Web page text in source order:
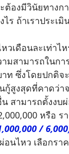
งมีวินัยทางก
ถ้าเราประเ
เดือนละเท่าไ
สามารถในกา
ท ซึ่งโดยปกติจ
สูงสุดที่คาดว่า
สามารถตั้งงบ
หรือ
/
ไหว เลือกรา